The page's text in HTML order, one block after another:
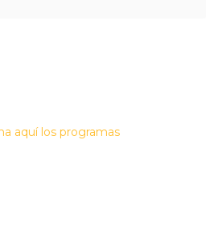
aquí los programas